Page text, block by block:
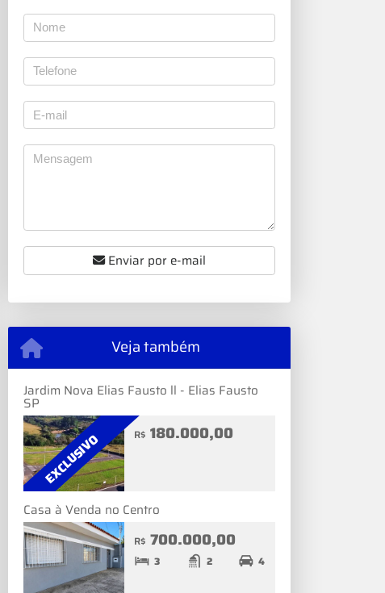
Enviar por e-mail
Veja também
Jardim Nova Elias Fausto ll - Elias Fausto
SP
EXCLUSIVO R$ 180.000,00
Casa à Venda no Centro
R$ 700.000,00
3 2 4